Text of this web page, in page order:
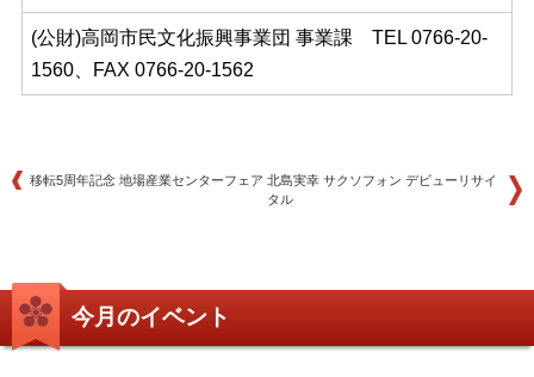
(公財)高岡市民文化振興事業団 事業課 TEL 0766-20-
1560、FAX 0766-20-1562
移転5周年記念 地場産業センターフェア 北島実幸 サクソフォン デビューリサイ
タル
今月のイベント